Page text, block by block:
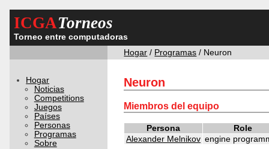
ICGATorneos
Torneo entre computadoras
Hogar / Programas / Neuron
Hogar
Noticias
Competitions
Juegos
Países
Personas
Programas
Sobre
Neuron
Miembros del equipo
Persona
Role
Alexander Melnikov engine